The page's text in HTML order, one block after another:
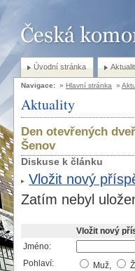
Úvodní stránka
Navigace: » Hlavní stránka »
Aktuality
Den otevřených
Šenov
Diskuse k článku
Vložit nový
Zatím nebyl
Vložit nový
Jméno:
Pohlaví:
Muž,